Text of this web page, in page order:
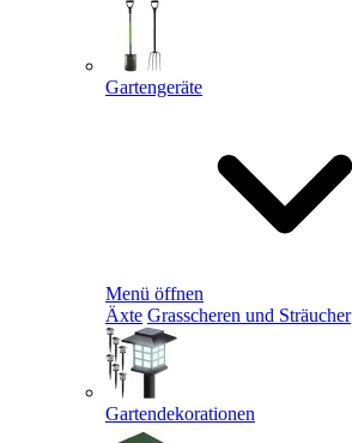
Gartengeräte
Menü öffnen
Äxte Grasscheren und Sträucher
Gartendekorationen